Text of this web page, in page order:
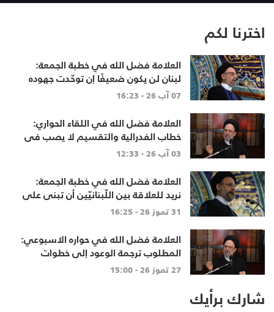
اخترنا لكم
العلامة فضل الله في خطبة الجمعة:
لبنان لن يكون ضعيفًا إن توحّدت جهوده
وخرج الجميع من حساباتهم الخاصّة
07 آب 26 - 16:23
العلامة فضل الله في اللقاء الحواري:
خطاب الفدرالية والتقسيم لا يصب في
مصلحة أحد
03 آب 26 - 12:33
العلامة فضل الله في خطبة الجمعة:
نريد للعلاقة بين اللّبنانيّين أن تبنى على
الاحترام المتبادل، والانتماء الوطنيّ
الجامع
31 تموز 26 - 16:25
العلامة فضل الله في حواره الاسبوعي:
المطلوب ترجمة الوعود إلى خطوات
تنهي الاحتلال وتعيد الأهالي وتطلق
الاعمار
27 تموز 26 - 15:00
شارك برأيك